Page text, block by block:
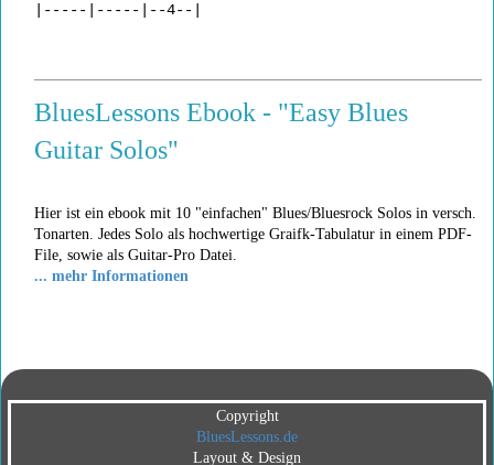
|-----|-----|--4--|
BluesLessons Ebook - "Easy Blues
Guitar Solos"
Hier ist ein ebook mit 10 "einfachen" Blues/Bluesrock Solos in versch.
Tonarten. Jedes Solo als hochwertige Graifk-Tabulatur in einem PDF-
File, sowie als Guitar-Pro Datei.
... mehr Informationen
Copyright
BluesLessons.de
Layout & Design